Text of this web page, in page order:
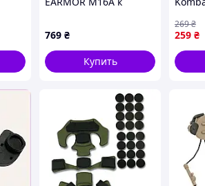
Plus Оливковый
(2573607274),
P899C7663
769 ₴
Купить
259 ₴
269₴